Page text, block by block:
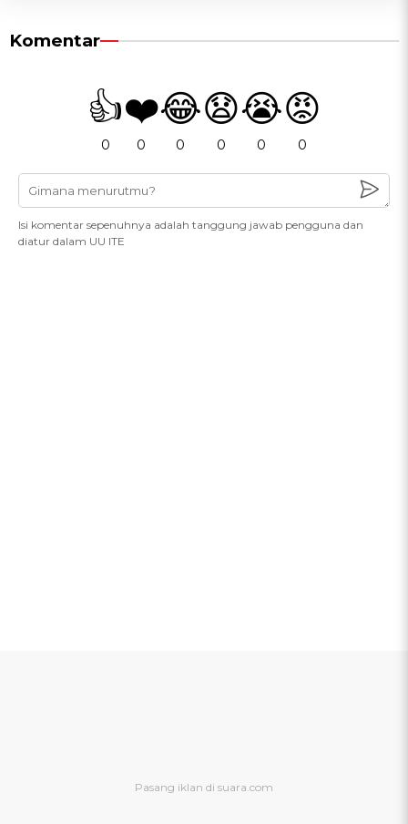
Komentar
👍
0
❤️
0
😂
0
😧
0
😭
0
😡
0
Isi komentar sepenuhnya adalah tanggung jawab pengguna dan
diatur dalam UU ITE